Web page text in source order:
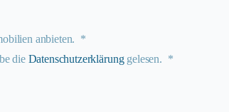
anbieten. *
die Datenschutzerklärunggelesen. *